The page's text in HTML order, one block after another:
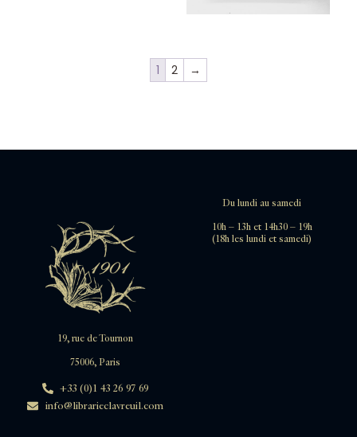
1 2 →
Du lundi au samedi
10h – 13h et 14h30 – 19h
(18h les lundi et samedi)
19, rue de Tournon
75006, Paris
+33 (0)1 43 26 97 69
info@librarieclavreuil.com